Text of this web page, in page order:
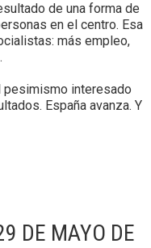
de una forma de
en el centro. Esa
más empleo,
pesimismo interesado
España avanza. Y
DE MAYO DE